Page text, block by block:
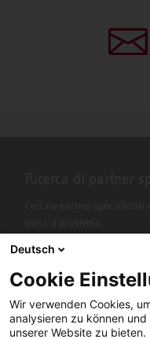
Deutsch
Cookie
Wir verwenden Cookies,
analysieren zu können
unserer Website zu